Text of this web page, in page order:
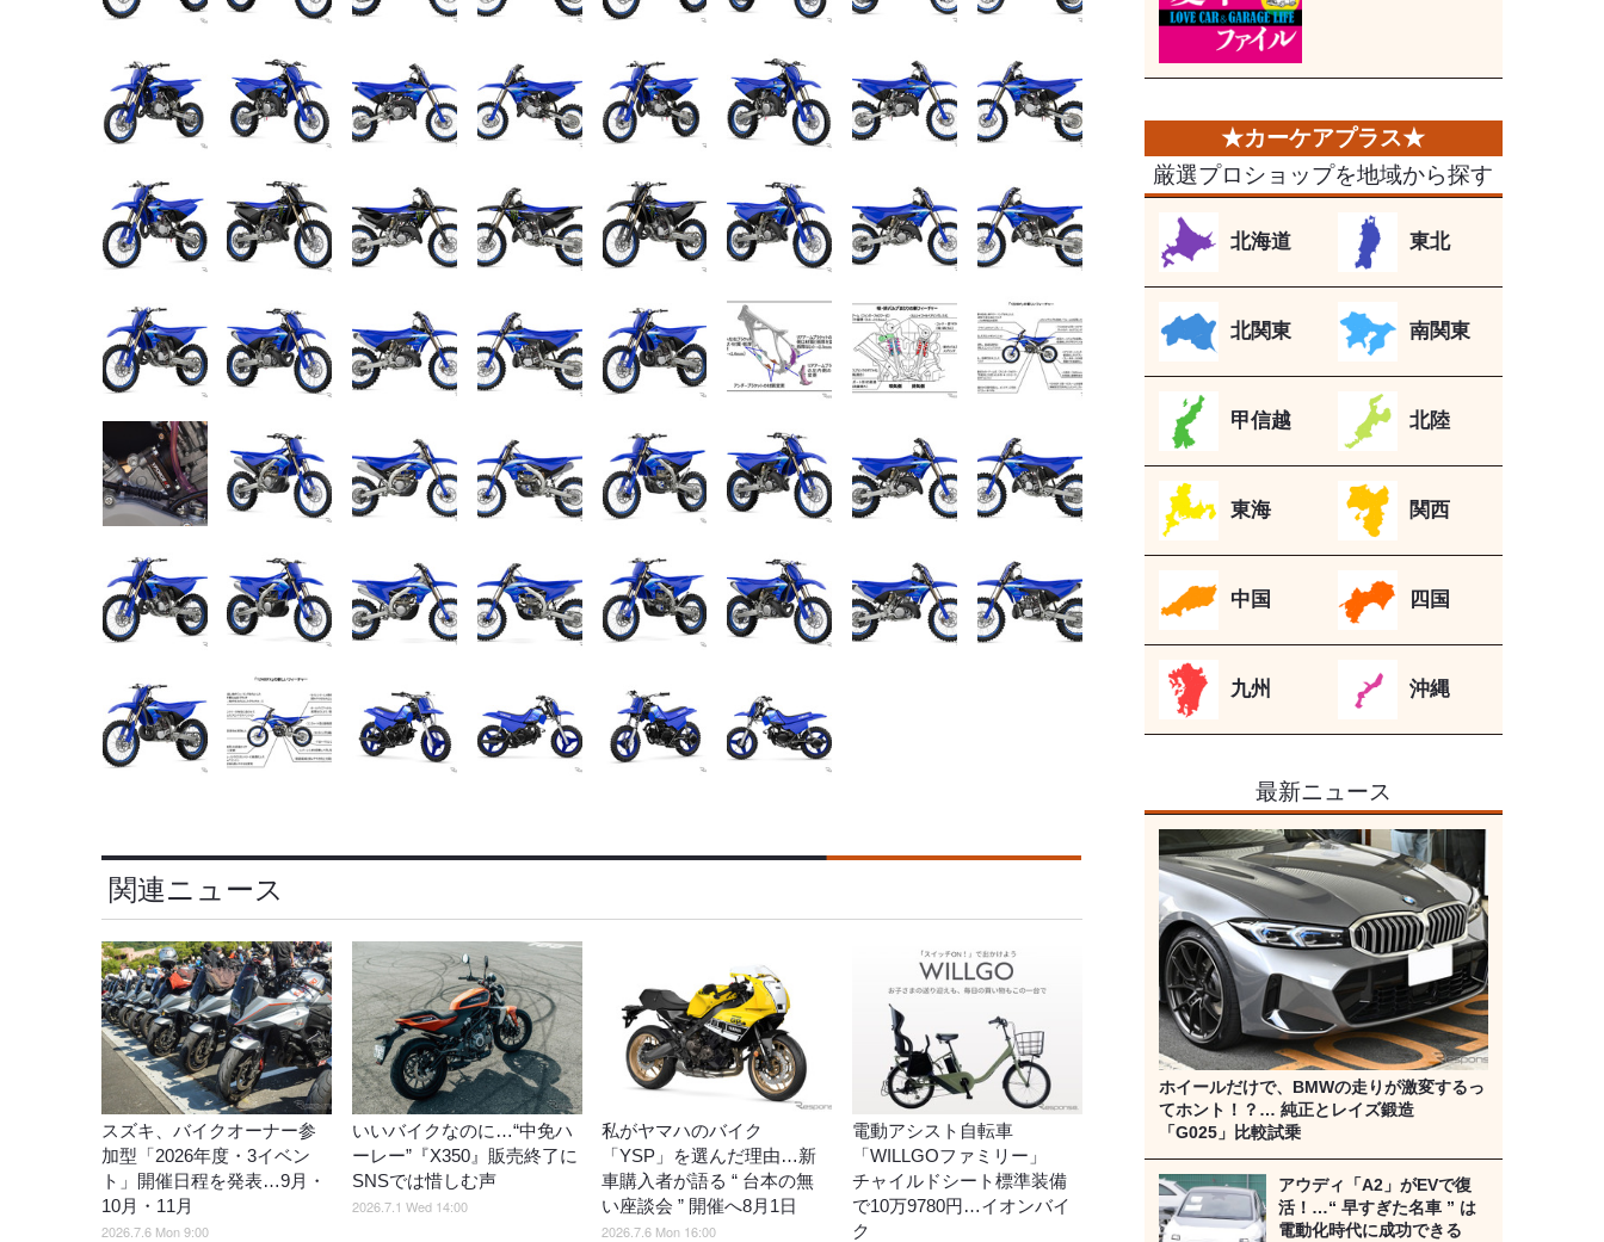
関連ニュース
スズキ、バイクオーナー参
加型「2026年度・3イベン
ト」開催日程を発表…9月・
10月・11月
2026.7.6 Mon 9:00
いいバイクなのに…“中免ハ
ーレー”『X350』販売終了に
SNSでは惜しむ声
2026.7.1 Wed 14:00
私がヤマハのバイク
「YSP」を選んだ理由…新
車購入者が語る “ 台本の無
い座談会 ” 開催へ8月1日
2026.7.6 Mon 16:00
電動アシスト自転車
「WILLGOファミリー」
チャイルドシート標準装備
で10万9780円…イオンバイ
ク
厳選プロショップを地域から探す
北海道 東北
北関東 南関東
甲信越 北陸
東海 関西
中国 四国
九州 沖縄
最新ニュース
ホイールだけで、BMWの走りが激変するっ
てホント！？… 純正とレイズ鍛造
「G025」比較試乗
アウディ「A2」がEVで復
活！…“ 早すぎた名車 ” は
電動化時代に成功できる